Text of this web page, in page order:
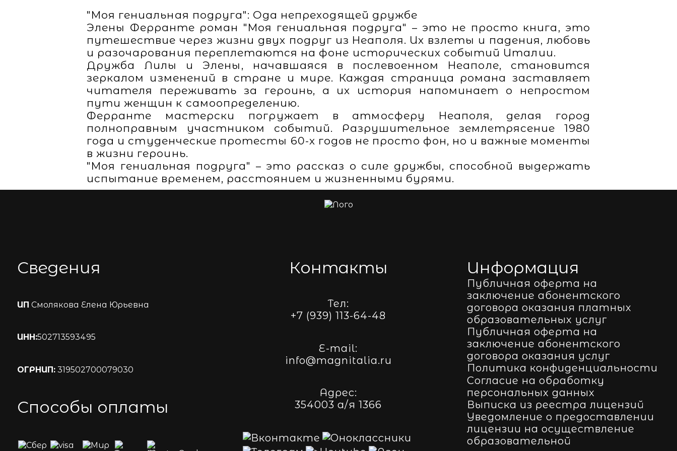
"Моя гениальная подруга": Ода непреходящей дружбе
Элены Ферранте роман "Моя гениальная подруга" – это не просто книга, это
путешествие через жизни двух подруг из Неаполя. Их взлеты и падения, любовь
и разочарования переплетаются на фоне исторических событий Италии.
Дружба Лилы и Элены, начавшаяся в послевоенном Неаполе, становится
зеркалом изменений в стране и мире. Каждая страница романа заставляет
читателя переживать за героинь, а их история напоминает о непростом
пути женщин к самоопределению.
Ферранте мастерски погружает в атмосферу Неаполя, делая город
полноправным участником событий. Разрушительное землетрясение 1980
года и студенческие протесты 60-х годов не просто фон, но и важные моменты
в жизни героинь.
"Моя гениальная подруга" – это рассказ о силе дружбы, способной выдержать
испытание временем, расстоянием и жизненными бурями.
Сведения
ИП Смолякова Елена Юрьевна
ИНН:502713593495
ОГРНИП:319502700079030
Способы оплаты
Контакты
Тел:
+7 (939) 113-64-48
E-mail:
info@magnitalia.ru
Адрес:
354003 а/я 1366
Информация
Публичная оферта на
заключение абонентского
договора оказания платных
образовательных услуг
Публичная оферта на
заключение абонентского
договора оказания услуг
Политика конфиденциальности
Согласие на обработку
персональных данных
Выписка из реестра лицензий
Уведомление о предоставлении
лицензии на осуществление
образовательной